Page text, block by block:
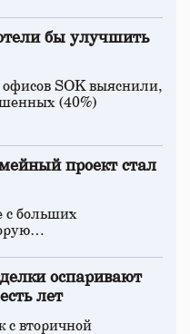
бы улучшить
SOK выяснили,
(40%)
проект стал
с больших
оспаривают
лет
с вторичной